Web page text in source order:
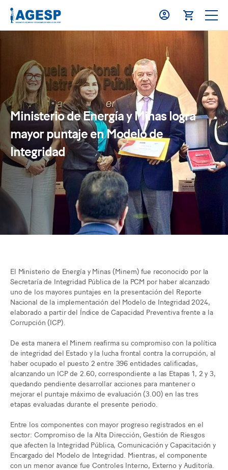
Ministerio de Energía y Minas logra
mayor puntaje en Modelo de
Integridad
El Ministerio de Energía y Minas (Minem) fue reconocido por la
Secretaría de Integridad Pública de la PCM por haber alcanzado
uno de los mayores puntajes en la presentación del Reporte
Nacional de la implementación del Modelo de Integridad 2024,
elaborado a partir del Índice de Capacidad Preventiva frente a la
Corrupción (ICP).
De esta manera el Minem reafirma su compromiso con la política
de integridad del Estado y la lucha frontal contra la corrupción, al
haber ocupado el puesto 2 entre 396 entidades calificadas,
alcanzando un ICP de 2.60, correspondiente a las Etapas 1, 2 y 3,
quedando pendiente desarrollar acciones para mantener o
mejorar el puntaje máximo de evaluación (3.00) en las tres
etapas evaluadas durante el presente periodo.
Entre los componentes con mayor progreso registrados en el
sector: Compromiso de la Alta Dirección, Gestión de Riesgos
que afecten la Integridad Pública, Comunicación y Capacitación y
Encargado del Modelo de Integridad. Mientras, el componente
con un menor avance fue Controles Interno, Externo y Auditoría.